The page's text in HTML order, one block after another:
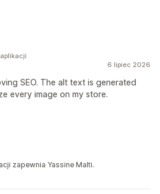
6 lipiec 2026
SEO. The alt text is generated
every image on my store.
zapewnia Yassine Malti.